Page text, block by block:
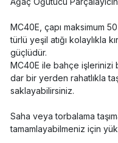
MC40E, çapı maksimum
türlü yeşil atığı kolaylıkla
güçlüdür.
MC40E ile bahçe işlerinizi
dar bir yerden rahatlıkla
saklayabilirsiniz.
Saha veya torbalama
tamamlayabilmeniz için